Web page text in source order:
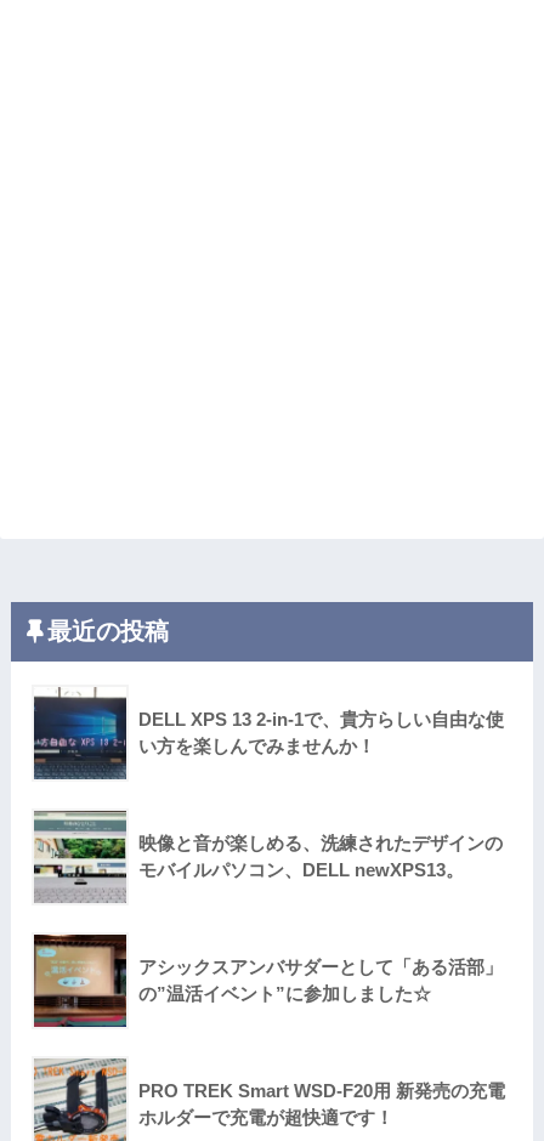
最近の投稿
DELL XPS 13 2-in-1で、貴方らしい自由な使
い方を楽しんでみませんか！
映像と音が楽しめる、洗練されたデザインの
モバイルパソコン、DELL newXPS13。
アシックスアンバサダーとして「ある活部」
の”温活イベント”に参加しました☆
PRO TREK Smart WSD-F20用 新発売の充電
ホルダーで充電が超快適です！